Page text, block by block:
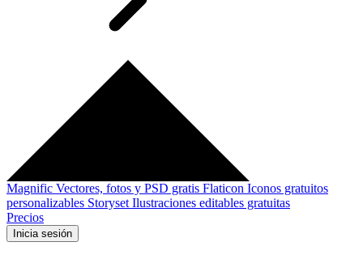
Magnific Vectores, fotos y PSD gratis Flaticon Iconos gratuitos
personalizables Storyset Ilustraciones editables gratuitas
Precios
Inicia sesión